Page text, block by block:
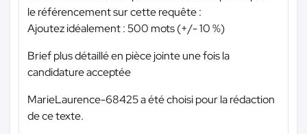
le référencement sur cette requête :
Ajoutez idéalement : 500 mots (+/- 10 %)
Brief plus détaillé en pièce jointe une fois la
candidature acceptée
MarieLaurence-68425 a été choisi pour la rédaction
de ce texte.